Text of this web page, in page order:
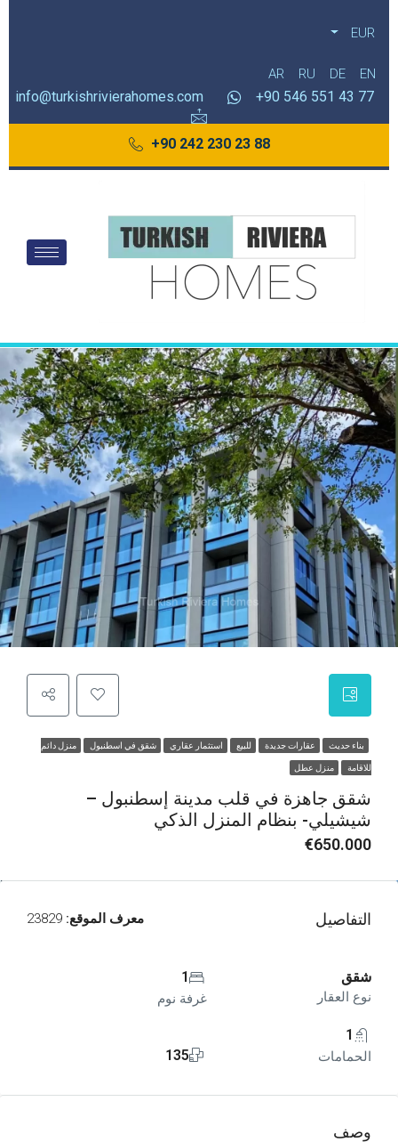
EUR
EN
DE
RU
AR
77 43 551 546 90+
info@turkishrivierahomes.com
88 23 230 242 90+
بناء حديث عقارات جديدة للبيع استثمار عقاري شقق في اسطنبول منزل دائم
للاقامة منزل عطل
شقق جاهزة في قلب مدينة إسطنبول –
شيشيلي- بنظام المنزل الذكي
€650.000
التفاصيل معرف الموقع:
شقق
نوع العقار
1
غرفة نوم
1
الحمامات 135
وصف